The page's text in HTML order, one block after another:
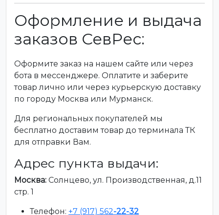
Оформление и выдача
заказов СевРес:
Оформите заказ на нашем сайте или через
бота в мессенджере. Оплатите и заберите
товар лично или через курьерскую доставку
по городу Москва или Мурманск.
Для региональных покупателей мы
бесплатно доставим товар до терминала ТК
для отправки Вам.
Адрес пункта выдачи:
Москва: Солнцево, ул. Производственная, д.11
стр. 1
Телефон: +7 (917) 562-22-32